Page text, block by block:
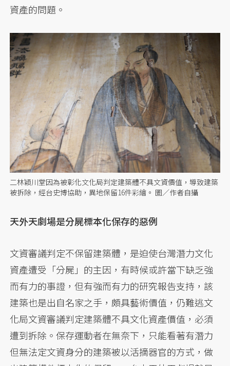
資產的問題。
二林穎川堂因為被彰化文化局判定建築體不具文資價值，導致建築
被拆除，經台史博協助，異地保留16件彩繪。 圖／作者自攝
天外天劇場是分屍標本化保存的惡例
文資審議判定不保留建築體，是迫使台灣潛力文化
資產遭受「分屍」的主因，有時候或許當下缺乏強
而有力的事證，但有強而有力的研究報告支持，該
建築也是出自名家之手，頗具藝術價值，仍難逃文
化局文資審議判定建築體不具文化資產價值，必須
遭到拆除。保存運動者在無奈下，只能看著有潛力
但無法定文資身分的建築被以活摘器官的方式，做